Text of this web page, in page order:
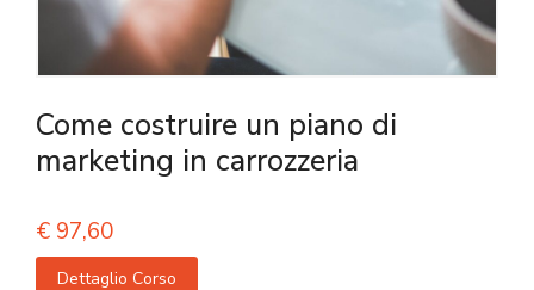
Come costruire un piano di
marketing in carrozzeria
€ 97,60
Dettaglio Corso